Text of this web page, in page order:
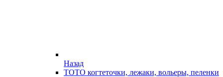
Назад
ТОТО когтеточки, лежаки, вольеры, пеленки